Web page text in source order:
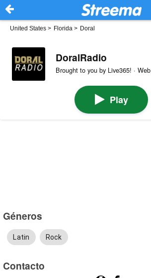
United States > Florida > Doral
DoralRadio
Brought to you by Live365! · Web
Play
Géneros
Latin Rock
Contacto